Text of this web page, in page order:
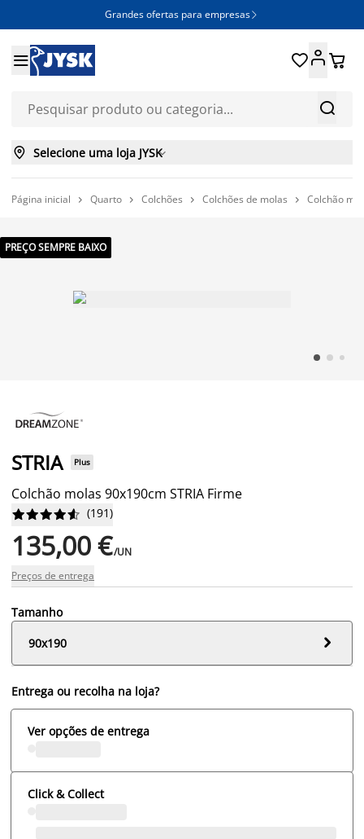
Grandes ofertas para empresas 


 
 Selecione uma loja JYSK
Página inicial  Quarto  Colchões  Colchões de molas  Colchão
PREÇO SEMPRE BAIXO
STRIA Plus
Colchão molas 90x190cm STRIA Firme





 (191)
135,00 €/UN
Preços de entrega
Tamanho
90x190

Entrega ou recolha na loja?
Ver opções de entrega
Click & Collect